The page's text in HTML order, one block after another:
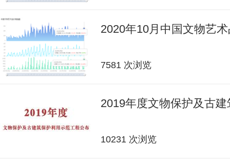
2020年10月中国文物艺
7581 次浏览
2019年度文物保护及古
10231 次浏览